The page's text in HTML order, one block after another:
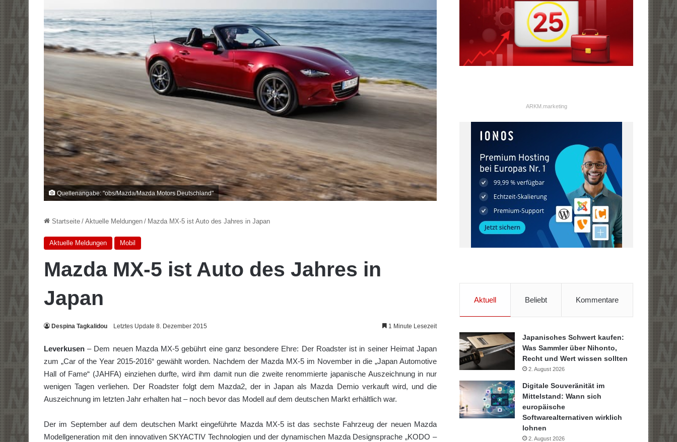
Quellenangabe: "obs/Mazda/Mazda Motors Deutschland"
Startseite / Aktuelle Meldungen / Mazda MX-5 ist Auto des Jahres in Japan
Aktuelle Meldungen Mobil
Mazda MX-5 ist Auto des Jahres in
Japan
Despina Tagkalidou Letztes Update 8. Dezember 2015 1 Minute Lesezeit
Leverkusen – Dem neuen Mazda MX-5 gebührt eine ganz besondere Ehre: Der Roadster ist in seiner Heimat Japan
zum „Car of the Year 2015-2016“ gewählt worden. Nachdem der Mazda MX-5 im November in die „Japan Automotive
Hall of Fame“ (JAHFA) einziehen durfte, wird ihm damit nun die zweite renommierte japanische Auszeichnung in nur
wenigen Tagen verliehen. Der Roadster folgt dem Mazda2, der in Japan als Mazda Demio verkauft wird, und die
Auszeichnung im letzten Jahr erhalten hat – noch bevor das Modell auf dem deutschen Markt erhältlich war.
Der im September auf dem deutschen Markt eingeführte Mazda MX-5 ist das sechste Fahrzeug der neuen Mazda
Modellgeneration mit den innovativen SKYACTIV Technologien und der dynamischen Mazda Designsprache „KODO –
ARKM.marketing
Aktuell Beliebt Kommentare
Japanisches Schwert kaufen:
Was Sammler über Nihonto,
Recht und Wert wissen sollten
2. August 2026
Digitale Souveränität im
Mittelstand: Wann sich
europäische
Softwarealternativen wirklich
lohnen
2. August 2026